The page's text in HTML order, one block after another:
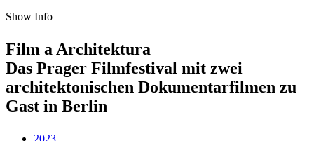
Show Info
Film a Architektura
Das Prager Filmfestival mit zwei
architektonischen Dokumentarfilmen zu
Gast in Berlin
2023